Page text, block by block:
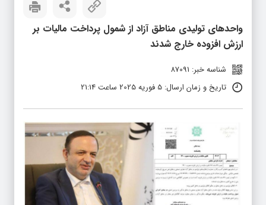
واحدهای تولیدی مناطق آزاد از شمول پرداخت مالیات بر
ارزش افزوده خارج شدند
شناسه خبر: 87091
تاریخ و زمان ارسال: 5 فوریه 2025 ساعت 21:14